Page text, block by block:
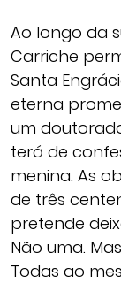
Ao longo da
Carriche
Santa
eterna
um
terá de
menina. As
de três
pretende
Não uma.
Todas ao